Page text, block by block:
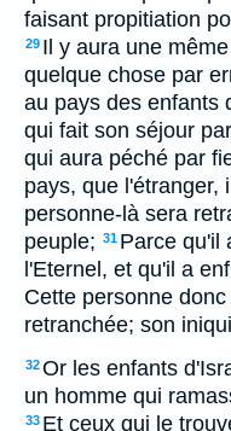
faisant propitiation
29 Il y aura une
quelque chose par
au pays des enfants
qui fait son séjour
qui aura péché par
pays, que l'étranger,
personne-là sera
peuple; 31 Parce qu'il
l'Eternel, et qu'il a
Cette personne
retranchée; son
32Or les enfants
un homme qui
33 Et ceux qui le